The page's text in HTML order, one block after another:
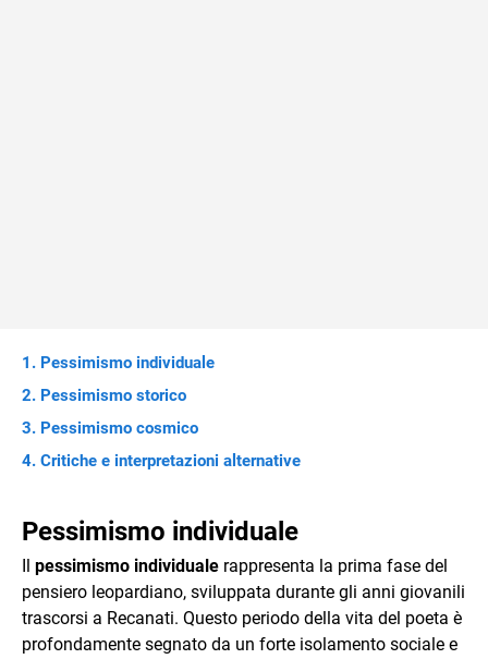
Pessimismo individuale
Pessimismo storico
Pessimismo cosmico
Critiche e interpretazioni alternative
Pessimismo individuale
Il pessimismo individuale rappresenta la prima fase del
pensiero leopardiano, sviluppata durante gli anni giovanili
trascorsi a Recanati. Questo periodo della vita del poeta è
profondamente segnato da un forte isolamento sociale e